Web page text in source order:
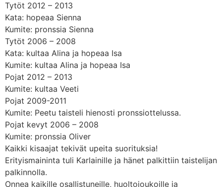
Tytöt 2012 – 2013
Kata: hopeaa Sienna
Kumite: pronssia Sienna
Tytöt 2006 – 2008
Kata: kultaa Alina ja hopeaa Isa
Kumite: kultaa Alina ja hopeaa Isa
Pojat 2012 – 2013
Kumite: kultaa Veeti
Pojat 2009-2011
Kumite: Peetu taisteli hienosti pronssiottelussa.
Pojat kevyt 2006 – 2008
Kumite: pronssia Oliver
Kaikki kisaajat tekivät upeita suorituksia!
Erityismaininta tuli Karlainille ja hänet palkittiin taistelijan
palkinnolla.
Onnea kaikille osallistuneille, huoltojoukoille ja